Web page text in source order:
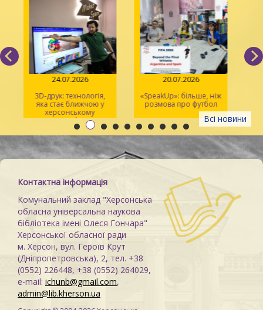
Всі новини
24.07.2026
3D-друк: технологія,
яка стає ближчою у
херсонському
просторі Maker Space
20.07.2026
«SpeakUp»: більше, ніж
розмова про футбол
Контактна інформація
Комунальний заклад "Херсонська
обласна універсальна наукова
бібліотека імені Олеся Гончара"
Херсонської обласної ради
м. Херсон, вул. Героїв Крут
(Дніпропетровська), 2, тел. +38
(0552) 226448, +38 (0552) 264029,
e-mail: ichunb@gmail.com,
admin@lib.kherson.ua